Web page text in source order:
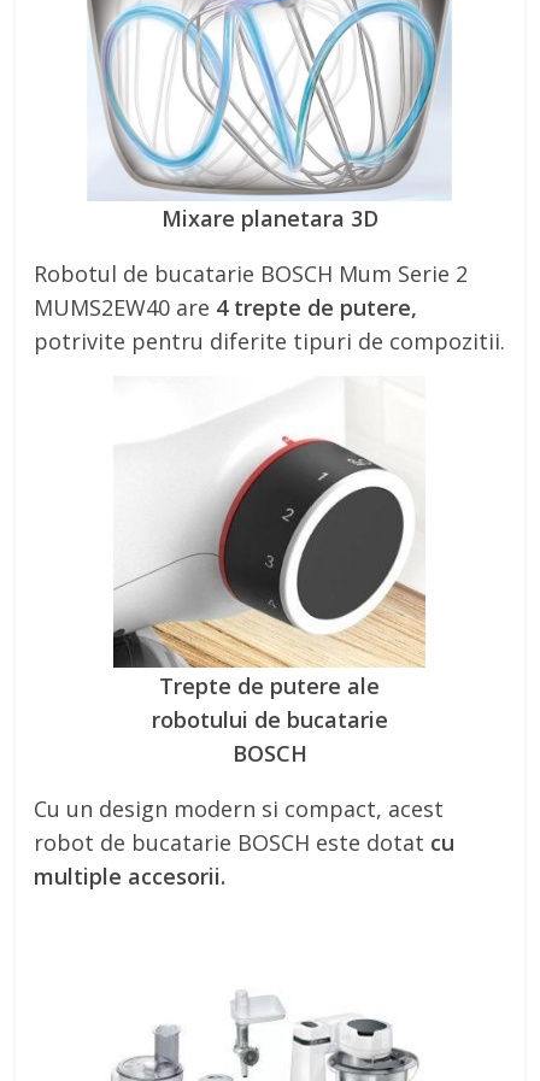
Mixare planetara 3D
Robotul de bucatarie BOSCH Mum Serie 2
MUMS2EW40 are 4 trepte de putere,
potrivite pentru diferite tipuri de compozitii.
Trepte de putere ale
robotului de bucatarie
BOSCH
Cu un design modern si compact, acest
robot de bucatarie BOSCH este dotat cu
multiple accesorii.